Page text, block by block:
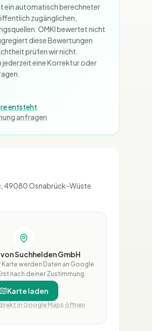
ein automatisch berechneter
zugänglichen,
OMKI bewertet nicht
diese Bewertungen
prüfen wir nicht.
jederzeit eine Korrektur oder
entsteht
anfragen
49080 Osnabrück-Wüste
Suchhelden GmbH
Karte werden Daten an Google
nach deiner Zustimmung.
Karte laden
in Google Maps öffnen